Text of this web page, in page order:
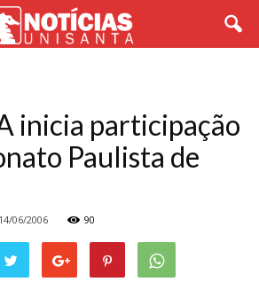
inicia participação
Paulista de
14/06/2006 90